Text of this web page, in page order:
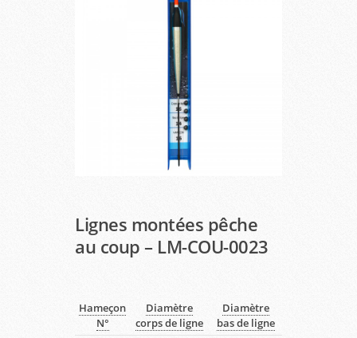
Lignes montées pêche
au coup – LM-COU-0023
Hameçon
N°
Diamètre
corps de ligne
Diamètre
bas de ligne